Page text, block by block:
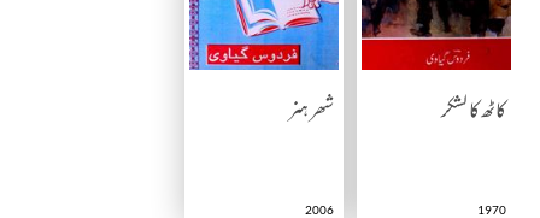
کاٹھ کا لشکر
1970
شھر ہنر
2006